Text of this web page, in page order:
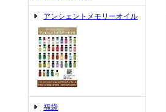
アンシェントメモリーオイル
福袋